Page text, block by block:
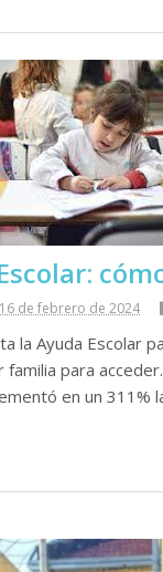
16 de febrero de 2024
la Ayuda Escolar
familia para
en un 311%